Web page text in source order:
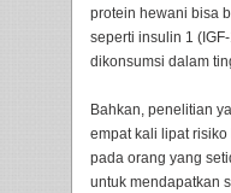
protein hewani bisa
seperti insulin 1
dikonsumsi dalam
Bahkan, penelitian
empat kali lipat
pada orang yang
untuk mendapatkan